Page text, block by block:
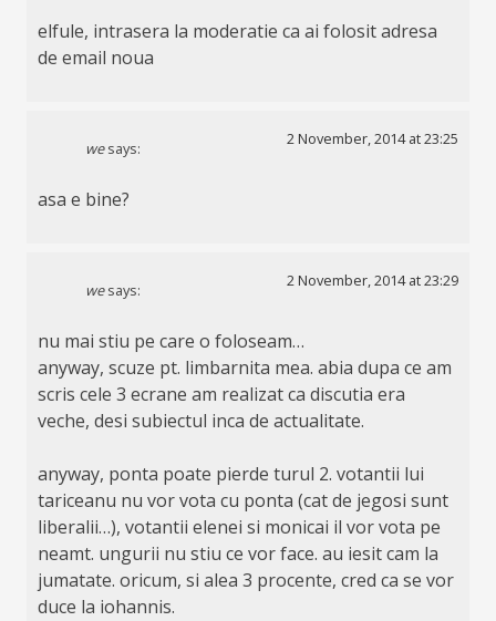
elfule, intrasera la moderatie ca ai folosit adresa
de email noua
we says:
2 November, 2014 at 23:25
asa e bine?
we says:
2 November, 2014 at 23:29
nu mai stiu pe care o foloseam…
anyway, scuze pt. limbarnita mea. abia dupa ce am
scris cele 3 ecrane am realizat ca discutia era
veche, desi subiectul inca de actualitate.
anyway, ponta poate pierde turul 2. votantii lui
tariceanu nu vor vota cu ponta (cat de jegosi sunt
liberalii…), votantii elenei si monicai il vor vota pe
neamt. ungurii nu stiu ce vor face. au iesit cam la
jumatate. oricum, si alea 3 procente, cred ca se vor
duce la iohannis.